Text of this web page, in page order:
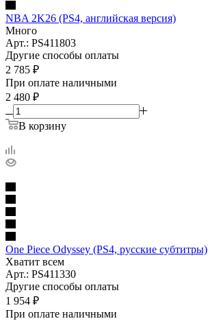
NBA 2K26 (PS4, английская версия)
Много
Арт.: PS411803
Другие способы оплаты
2 785 ₽
При оплате наличными
2 480 ₽
В корзину
One Piece Odyssey (PS4, русские субтитры)
Хватит всем
Арт.: PS411330
Другие способы оплаты
1 954 ₽
При оплате наличными